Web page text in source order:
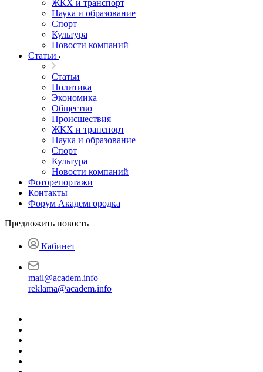
ЖКХ и транспорт
Наука и образование
Спорт
Культура
Новости компаний
Статьи
Статьи
Политика
Экономика
Общество
Происшествия
ЖКХ и транспорт
Наука и образование
Спорт
Культура
Новости компаний
Фоторепортажи
Контакты
Форум Академгородка
Предложить новость
Кабинет
mail@academ.info
reklama@academ.info